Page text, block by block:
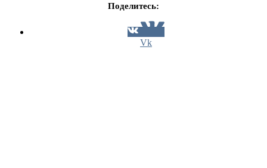
Поделитесь:
Vk